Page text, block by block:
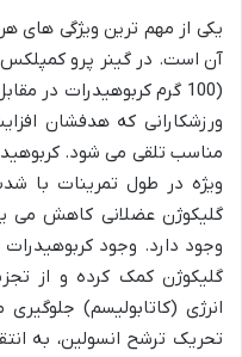
یکی از مهم ترین ویژگی های
ورزشکارانی که هدفشان
مناسب تلقی می شود.
ویژه در طول تمرینات با
گلیکوژن عضلانی کاهش می
وجود دارد. وجود
گلیکوژن کمک کرده و از
انرژی (کاتابولیسم)
تحریک ترشح انسولین، به